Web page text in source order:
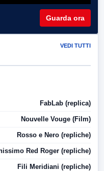
Guarda ora
VEDI TUTTI
FabLab (replica)
Nouvelle Vouge (Film)
Rosso e Nero (repliche)
Red Roger (repliche)
Fili Meridiani (repliche)